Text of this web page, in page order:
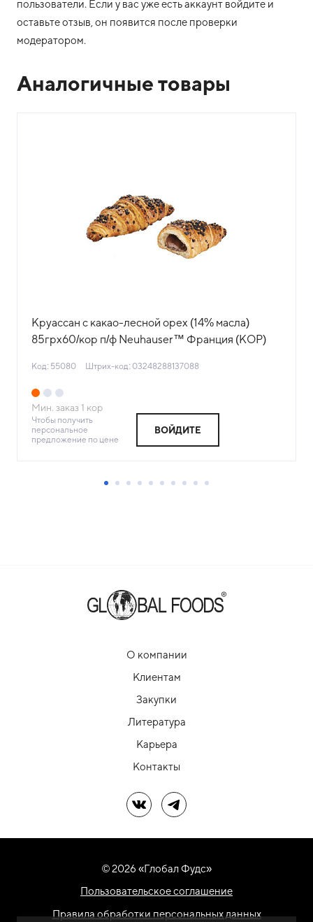
пользователи. Если у вас уже есть аккаунт войдите и
оставьте отзыв, он появится после проверки
модератором.
Аналогичные товары
Круассан с какао-лесной орех (14% масла)
85грх60/кор п/ф Neuhauser™ Франция (КОР)
Код: 55080 Штрих-код: 03248288137088
Мин. заказ 1 кор
Чтобы получить
персональное
предложение по цене
ВОЙДИТЕ
О компании
Клиентам
Закупки
Литература
Карьера
Контакты
Мы в ВКМы в Telegram
© 2026 «Глобал Фудс»
Пользовательское соглашение
Правила обработки персональных данных